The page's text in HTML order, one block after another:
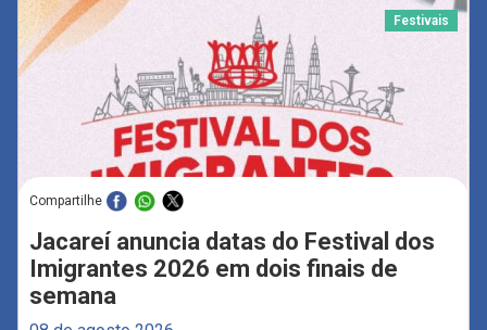
Festivais
Compartilhe
Jacareí anuncia datas do Festival dos
Imigrantes 2026 em dois finais de
semana